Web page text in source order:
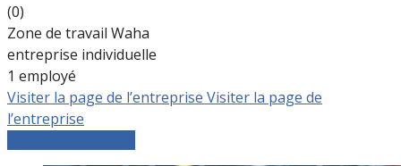
(0)
Zone de travail Waha
entreprise individuelle
1 employé
Visiter la page de l’entreprise Visiter la page de
l’entreprise